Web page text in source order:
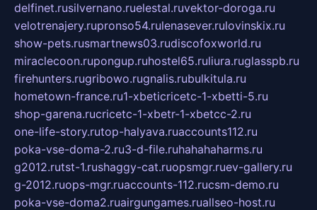
delfinet.rusilvernano.ruelestal.ruvektor-doroga.ru
velotrenajery.rupronso54.rulenasever.rulovinskix.ru
show-pets.rusmartnews03.rudiscofoxworld.ru
miraclecoon.rupongup.ruhostel65.ruliura.ruglasspb.ru
firehunters.rugribowo.rugnalis.rubulkitula.ru
hometown-france.ru1-xbeticricetc-1-xbetti-5.ru
shop-garena.rucricetc-1-xbetr-1-xbetcc-2.ru
one-life-story.rutop-halyava.ruaccounts112.ru
poka-vse-doma-2.ru3-d-file.ruhahahaharms.ru
g2012.rutst-1.rushaggy-cat.ruopsmgr.ruev-gallery.ru
g-2012.ruops-mgr.ruaccounts-112.rucsm-demo.ru
poka-vse-doma2.ruairgungames.ruallseo-host.ru